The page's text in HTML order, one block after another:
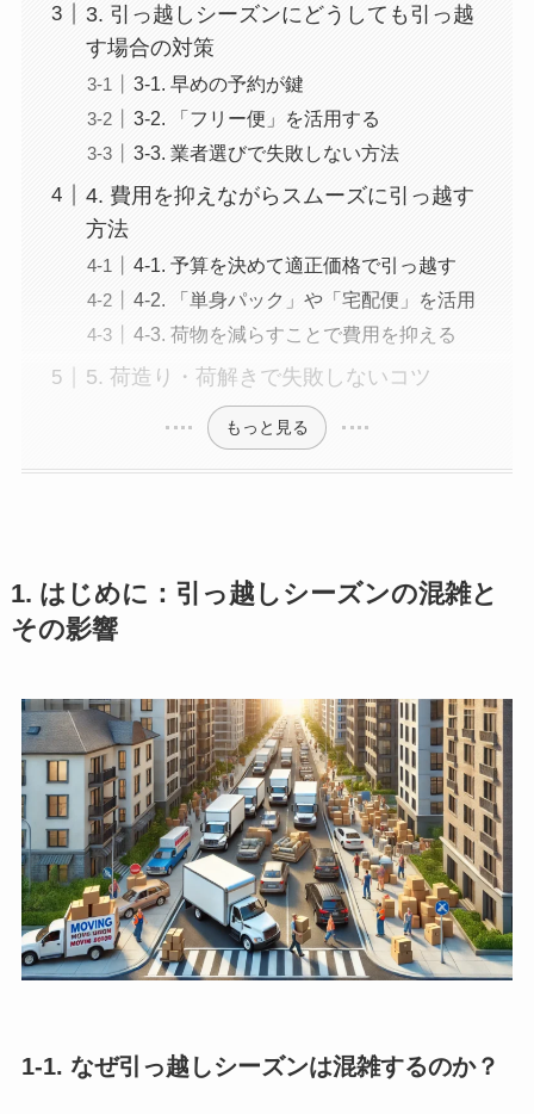
3. 引っ越しシーズンにどうしても引っ越
す場合の対策
3-1. 早めの予約が鍵
3-2. 「フリー便」を活用する
3-3. 業者選びで失敗しない方法
4. 費用を抑えながらスムーズに引っ越す
方法
4-1. 予算を決めて適正価格で引っ越す
4-2. 「単身パック」や「宅配便」を活用
4-3. 荷物を減らすことで費用を抑える
5. 荷造り・荷解きで失敗しないコツ
もっと見る
1. はじめに：引っ越しシーズンの混雑と
その影響
1-1. なぜ引っ越しシーズンは混雑するのか？